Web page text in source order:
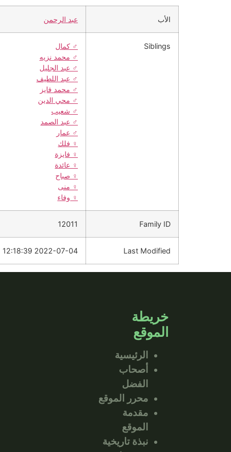
الأب عبد الرحمن
Siblings
♂️ كمال
♂️ محمد نزيه
♂️ عبد الجليل
♂️ عبد اللطيف
♂️ محمد فايز
♂️ محي الدين
♂️ شعيب
♂️ عبد الصمد
♂️ عمار
♀️ فلك
♀️ فايزة
♀️ عائدة
♀️ صباح
♀️ منى
♀️ وفاء
Family ID
12011
Last Modified
2022-07-04 12:18:39
خريطة
الموقع
الرئيسية
أصحاب
الفضل
محرر الموقع
مقدمة
الموقع
نبذة تاريخية